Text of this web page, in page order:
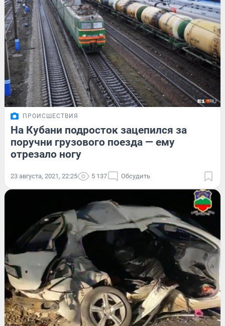
ПРОИСШЕСТВИЯ
На Кубани подросток зацепился за
поручни грузового поезда — ему
отрезало ногу
23 августа, 2021, 22:25 5 137 Обсудить